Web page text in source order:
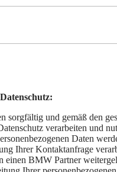
sorgfältig und gemäß den
verarbeiten und
Daten
Ihrer Kontaktanfrage
einen BMW Partner